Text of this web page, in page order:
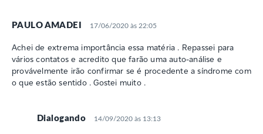
PAULO AMADEI 17/06/2020 às 22:05
Achei de extrema importância essa matéria . Repassei para
vários contatos e acredito que farão uma auto-análise e
provávelmente irão confirmar se é procedente a síndrome com
o que estão sentido . Gostei muito .
Dialogando 14/09/2020 às 13:13